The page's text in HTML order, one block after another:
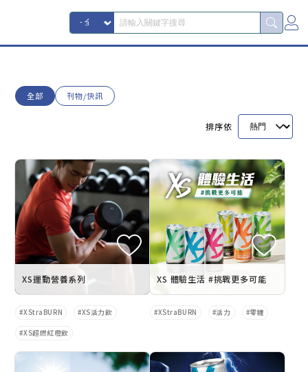
全部 刊物/快訊
排序依
XS運動營養系列
XStraBURN XS活力飲
XS超燃紅橙飲
XS 體驗生活 #挑戰更多可能
XStraBURN 活力 零糖